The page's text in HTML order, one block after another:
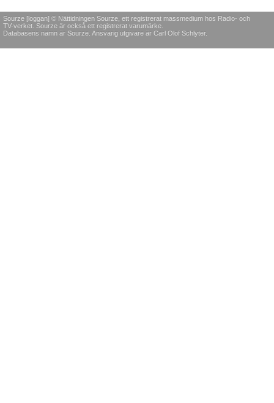
Sourze [loggan] © Nättidningen Sourze, ett registrerat massmedium hos Radio- och
TV-verket. Sourze är också ett registrerat varumärke.
Databasens namn är Sourze. Ansvarig utgivare är Carl Olof Schlyter.